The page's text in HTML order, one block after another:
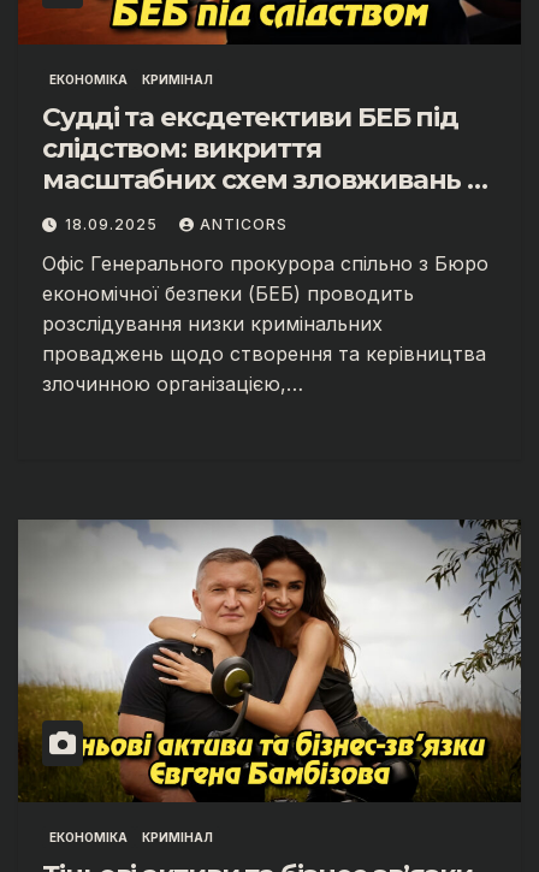
ЕКОНОМІКА КРИМІНАЛ
Судді та ексдетективи БЕБ під
слідством: викриття
масштабних схем зловживань у
Львові.
18.09.2025 ANTICORS
Офіс Генерального прокурора спільно з Бюро
економічної безпеки (БЕБ) проводить
розслідування низки кримінальних
проваджень щодо створення та керівництва
злочинною організацією,…
ЕКОНОМІКА КРИМІНАЛ